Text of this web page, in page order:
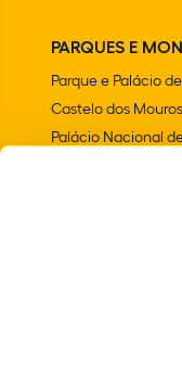
PARQUES E
Parque e Palácio
Castelo dos Mouros
Palácio Nacional
Chalet e Jardim